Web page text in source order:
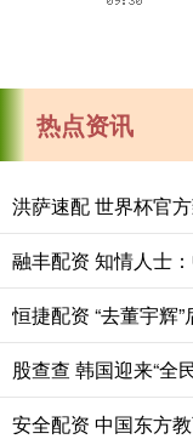
热点资讯
洪萨速配 世界杯官
恒捷配资 “去董宇辉
股查查 韩国迎来“全